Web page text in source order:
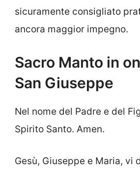
sicuramente consigliato
ancora maggior impegno.
Sacro Manto in
San Giuseppe
Nel nome del Padre e del
Spirito Santo. Amen.
Gesù, Giuseppe e Maria, vi